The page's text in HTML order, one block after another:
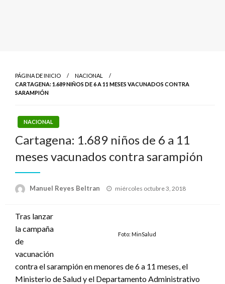
PÁGINA DE INICIO
NACIONAL
CARTAGENA: 1.689 NIÑOS DE 6 A 11 MESES VACUNADOS CONTRA
SARAMPIÓN
NACIONAL
Cartagena: 1.689 niños de 6 a 11
meses vacunados contra sarampión
Manuel Reyes Beltran
Publicado
miércoles octubre 3, 2018
Foto: MinSalud
Tras lanzar
la campaña
de
vacunación
contra el sarampión en menores de 6 a 11 meses, el
Ministerio de Salud y el Departamento Administrativo